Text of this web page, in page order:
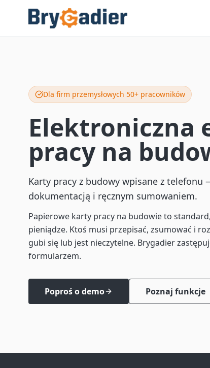
Dla firm przemysłowych 50+ pracowników
Elektroniczna
pracy na
Karty pracy z budowy wpisane z telefonu
dokumentacją i ręcznym sumowaniem.
Papierowe karty pracy na budowie to
pieniądze. Ktoś musi przepisać, zsumować i
gubi się lub jest nieczytelne. Brygadier
formularzem.
Poproś o demo Poznaj funkcje